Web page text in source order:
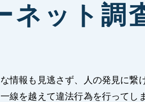
ネット調
情報も見逃さず、人の発見に繋
線を越えて違法行為を行ってし